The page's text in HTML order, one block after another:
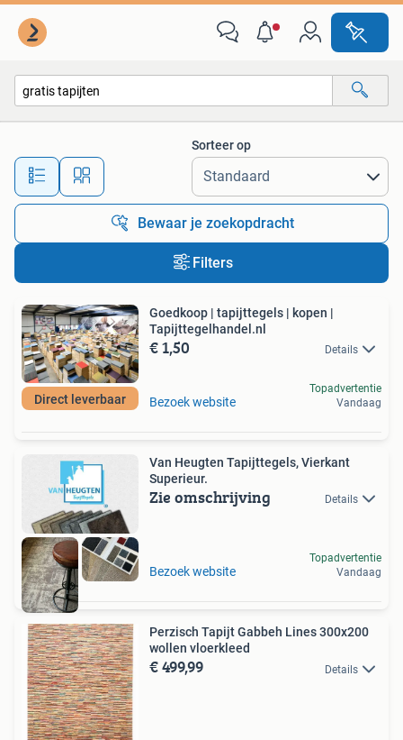
Alle afstanden…
Sorteer op
Bewaar je zoekopdracht
Filters
Direct leverbaar
Goedkoop | tapijttegels | kopen |
Tapijttegelhandel.nl
€ 1,50 Details
Bezoek website
Topadvertentie
Vandaag
Van Heugten Tapijttegels, Vierkant
Superieur.
Zie omschrijving Details
Bezoek website
Topadvertentie
Vandaag
Perzisch Tapijt Gabbeh Lines 300x200
wollen vloerkleed
€ 499,99 Details